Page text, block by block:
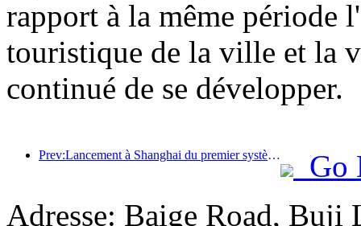
rapport à la même période
touristique de la ville et la
continué de se développer.
Prev:Lancement à Shanghai du premier système de consommation culturelle et touristique en libre-service pour les touristes étrangers en Chine
Go
Adresse: Baige Road, Buji